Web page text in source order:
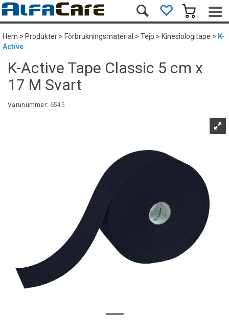
Hem>Produkter>Förbrukningsmaterial >Tejp>Kinesiologitape> K-
Active
K-Active Tape Classic 5 cm x
17 M Svart
Varunummer: 6545